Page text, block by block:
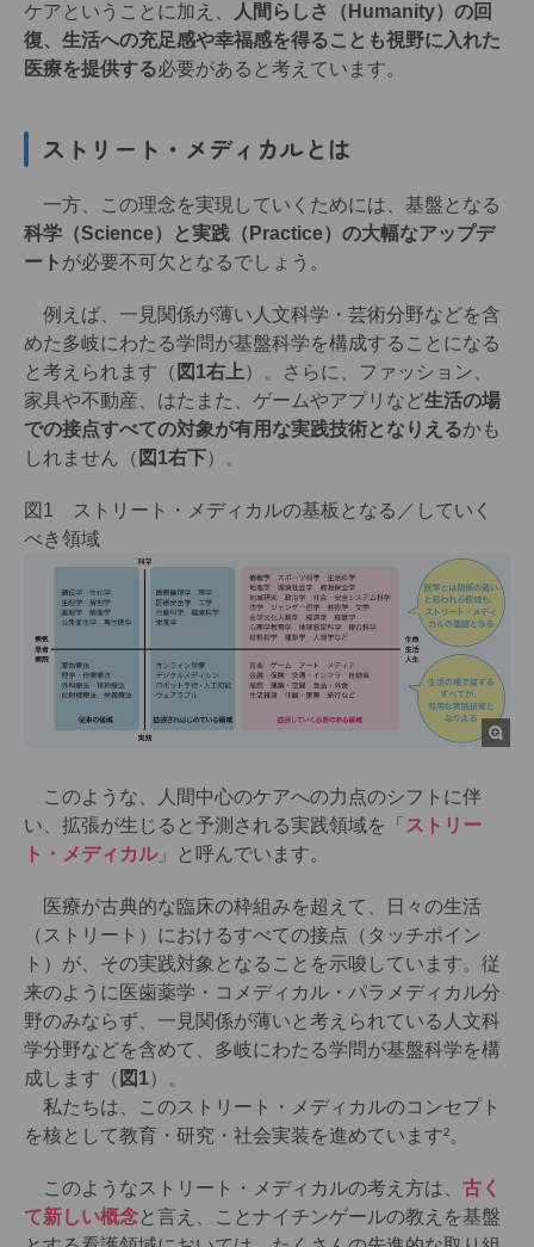
ケアということに加え、
人間らしさ（Humanity）の回
復、生活への充足感や幸福感を得ることも視野に入れた
医療を提供する必要があると考えています。
ストリート・メディカルとは
一方、この理念を実現していくためには、基盤となる
科学（Science）と実践（Practice）の大幅なアップデ
ート が必要不可欠となるでしょう。
例えば、一見関係が薄い人文科学・芸術分野などを含
めた多岐にわたる学問が基盤科学を構成することになる
と考えられます（ 図1右上）。さらに、ファッション、
家具や不動産、はたまた、ゲームやアプリなど生活の場
での接点すべての対象が有用な実践技術となりえるかも
しれません（ 図1右下）。
図1 ストリート・メディカルの基板となる／していく
べき領域
このような、人間中心のケアへの力点のシフトに伴
い、拡張が生じると予測される実践領域を「 ストリー
ト・メディカル」と呼んでいます。
医療が古典的な臨床の枠組みを超えて、日々の生活
（ストリート）におけるすべての接点（タッチポイン
ト）が、その実践対象となることを示唆しています。従
来のように医歯薬学・コメディカル・パラメディカル分
野のみならず、一見関係が薄いと考えられている人文科
学分野などを含めて、多岐にわたる学問が基盤科学を構
成します（ 図1）。
私たちは、このストリート・メディカルのコンセプト
を核として教育・研究・社会実装を進めています²。
このようなストリート・メディカルの考え方は、 古く
て新しい概念と言え、ことナイチンゲールの教えを基盤